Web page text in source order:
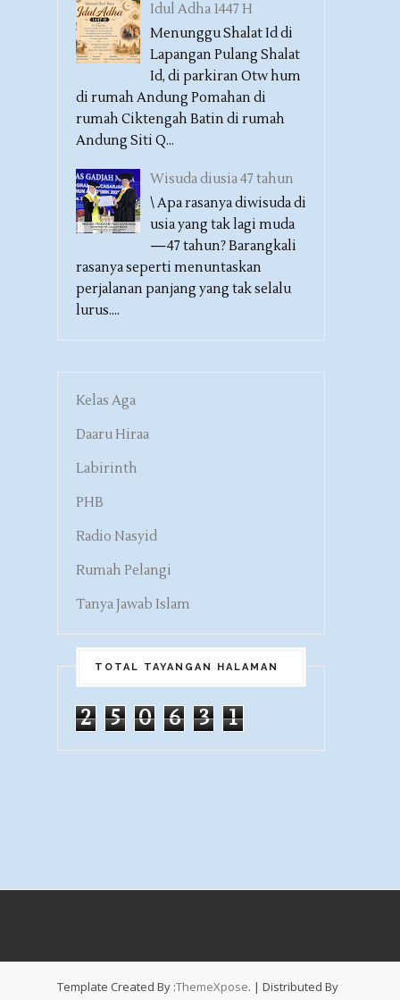
Idul Adha 1447 H
Menunggu Shalat Id di
Lapangan Pulang Shalat
Id, di parkiran Otw hum
di rumah Andung Pomahan di
rumah Ciktengah Batin di rumah
Andung Siti Q...
Wisuda diusia 47 tahun
\ Apa rasanya diwisuda di
usia yang tak lagi muda
—47 tahun? Barangkali
rasanya seperti menuntaskan
perjalanan panjang yang tak selalu
lurus....
Kelas Aga
Daaru Hiraa
Labirinth
PHB
Radio Nasyid
Rumah Pelangi
Tanya Jawab Islam
TOTAL TAYANGAN HALAMAN
2 5 0 6 3 1
Template Created By :ThemeXpose. | Distributed By